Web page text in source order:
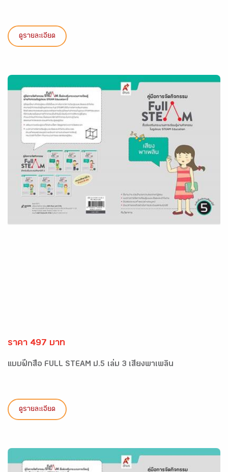
ดูรายละเอียด
ราคา 497 บาท
แบบฝึกสื่อ FULL STEAM ป.5 เล่ม 3 เสียงพาเพลิน
ดูรายละเอียด